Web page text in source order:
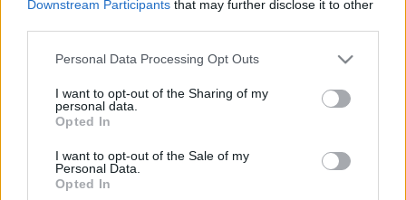
Downstream Participants that may further disclose it to other
Please note that this website/app uses one or more Google
not limited to your visit or usage behaviour. You may click to
grant or deny consent to Google and its third-party tags to
use your data for below specified purposes in below Google
consent section.
Personal Data Processing Opt Outs
I want to opt-out of the Sharing of my
personal data.
Opted In
I want to opt-out of the Sale of my
Personal Data.
Opted In
amibe nagyon jól bele tudtunk kapaszkodni. A hazai
piac vágyott az új arcokra, ennek folyományaként
robbant be például a Punnany Massif és lett sikeres
Marsalkó Dávida Recorder 2019-es
címlapinterjújában
„FIGYELEK ARRA, HOGY NE CSESSZÜK EL” –
MARSALKÓ DÁVID-INTERJÚNK.